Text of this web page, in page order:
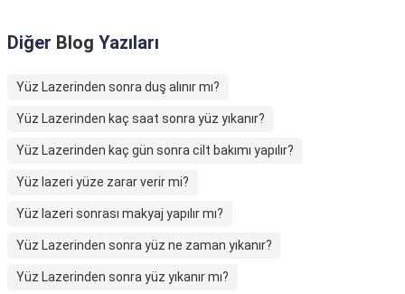
Diğer Blog Yazıları
Yüz Lazerinden sonra duş alınır mı?
Yüz Lazerinden kaç saat sonra yüz yıkanır?
Yüz Lazerinden kaç gün sonra cilt bakımı yapılır?
Yüz lazeri yüze zarar verir mi?
Yüz lazeri sonrası makyaj yapılır mı?
Yüz Lazerinden sonra yüz ne zaman yıkanır?
Yüz Lazerinden sonra yüz yıkanır mı?